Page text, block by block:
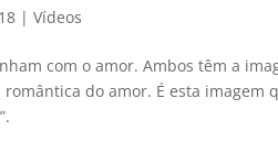
|Vídeos
com o amor. Ambos têm a
do amor. É esta